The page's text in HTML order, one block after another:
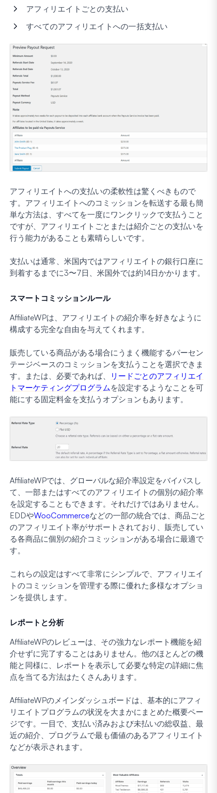
アフィリエイトごとの支払い
すべてのアフィリエイトへの一括支払い
アフィリエイトへの支払いの柔軟性は驚くべきもので
す。アフィリエイトへのコミッションを転送する最も簡
単な方法は、すべてを一度にワンクリックで支払うこと
ですが、アフィリエイトごとまたは紹介ごとの支払いを
行う能力があることも素晴らしいです。
支払いは通常、米国内ではアフィリエイトの銀行口座に
到着するまでに3〜7日、米国外では約14日かかります。
スマートコミッションルール
AffiliateWPは、アフィリエイトの紹介率を好きなように
構成する完全な自由を与えてくれます。
販売している商品がある場合にうまく機能するパーセン
テージベースのコミッションを支払うことを選択できま
す。または、必要であれば、
リードごとのアフィリエイ
トマーケティングプログラムを設定するようなことを可
能にする固定料金を支払うオプションもあります。
AffiliateWPでは、グローバルな紹介率設定をバイパスし
て、一部またはすべてのアフィリエイトの個別の紹介率
を設定することもできます。それだけではありません。
EDDやWooCommerceなどの一部の統合では、商品ごと
のアフィリエイト率がサポートされており、販売してい
る各商品に個別の紹介コミッションがある場合に最適で
す。
これらの設定はすべて非常にシンプルで、アフィリエイ
トのコミッションを管理する際に優れた多様なオプショ
ンを提供します。
レポートと分析
AffiliateWPのレビューは、その強力なレポート機能を紹
介せずに完了することはありません。他のほとんどの機
能と同様に、レポートを表示して必要な特定の詳細に焦
点を当てる方法はたくさんあります。
AffiliateWPのメインダッシュボードは、基本的にアフィ
リエイトプログラムの状況を大まかにまとめた概要ペー
ジです。一目で、支払い済みおよび未払いの総収益、最
近の紹介、プログラムで最も価値のあるアフィリエイト
などが表示されます。